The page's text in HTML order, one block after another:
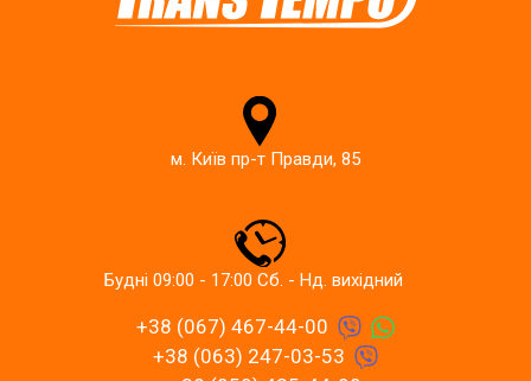
м. Київ пр-т Правди, 85
Будні 09:00 - 17:00 Сб. - Нд. вихідний
+38 (067) 467-44-00
+38 (063) 247-03-53